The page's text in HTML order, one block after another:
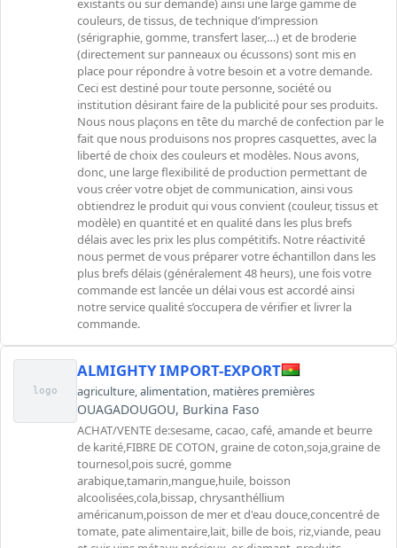
existants ou sur demande) ainsi une large gamme de
couleurs, de tissus, de technique d’impression
(sérigraphie, gomme, transfert laser,…) et de broderie
(directement sur panneaux ou écussons) sont mis en
place pour répondre à votre besoin et a votre demande.
Ceci est destiné pour toute personne, société ou
institution désirant faire de la publicité pour ses produits.
Nous nous plaçons en tête du marché de confection par le
fait que nous produisons nos propres casquettes, avec la
liberté de choix des couleurs et modèles. Nous avons,
donc, une large flexibilité de production permettant de
vous créer votre objet de communication, ainsi vous
obtiendrez le produit qui vous convient (couleur, tissus et
modèle) en quantité et en qualité dans les plus brefs
délais avec les prix les plus compétitifs. Notre réactivité
nous permet de vous préparer votre échantillon dans les
plus brefs délais (généralement 48 heurs), une fois votre
commande est lancée un délai vous est accordé ainsi
notre service qualité s’occupera de vérifier et livrer la
commande.
logo
ALMIGHTY IMPORT-EXPORT
agriculture,alimentation, matières premières
OUAGADOUGOU, Burkina Faso
ACHAT/VENTE de:sesame, cacao, café, amande et beurre
de karité,FIBRE DE COTON, graine de coton,soja,graine de
tournesol,pois sucré, gomme
arabique,tamarin,mangue,huile, boisson
alcoolisées,cola,bissap, chrysanthéllium
américanum,poisson de mer et d'eau douce,concentré de
tomate, pate alimentaire,lait, bille de bois, riz,viande, peau